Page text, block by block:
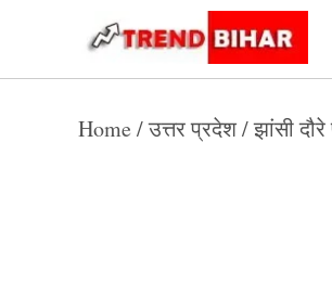
content
Home /उत्तर प्रदेश/झांसी